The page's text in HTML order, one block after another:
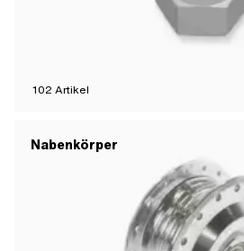
102 Artikel
Nabenkörper